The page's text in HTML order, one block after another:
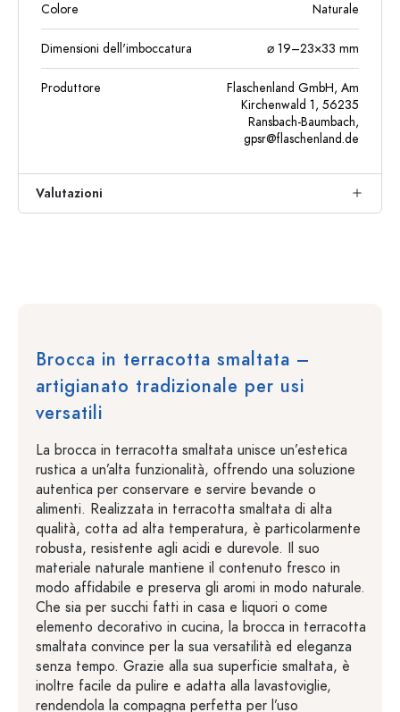
Colore Naturale
Dimensioni dell'imboccatura ⌀ 19–23×33 mm
Produttore
Flaschenland GmbH, Am
Kirchenwald 1, 56235
Ransbach-Baumbach,
gpsr@flaschenland.de
Valutazioni
Brocca in terracotta smaltata –
artigianato tradizionale per usi
versatili
La brocca in terracotta smaltata unisce un’estetica
rustica a un’alta funzionalità, offrendo una soluzione
autentica per conservare e servire bevande o
alimenti. Realizzata in terracotta smaltata di alta
qualità, cotta ad alta temperatura, è particolarmente
robusta, resistente agli acidi e durevole. Il suo
materiale naturale mantiene il contenuto fresco in
modo affidabile e preserva gli aromi in modo naturale.
Che sia per succhi fatti in casa e liquori o come
elemento decorativo in cucina, la brocca in terracotta
smaltata convince per la sua versatilità ed eleganza
senza tempo. Grazie alla sua superficie smaltata, è
inoltre facile da pulire e adatta alla lavastoviglie,
rendendola la compagna perfetta per l’uso